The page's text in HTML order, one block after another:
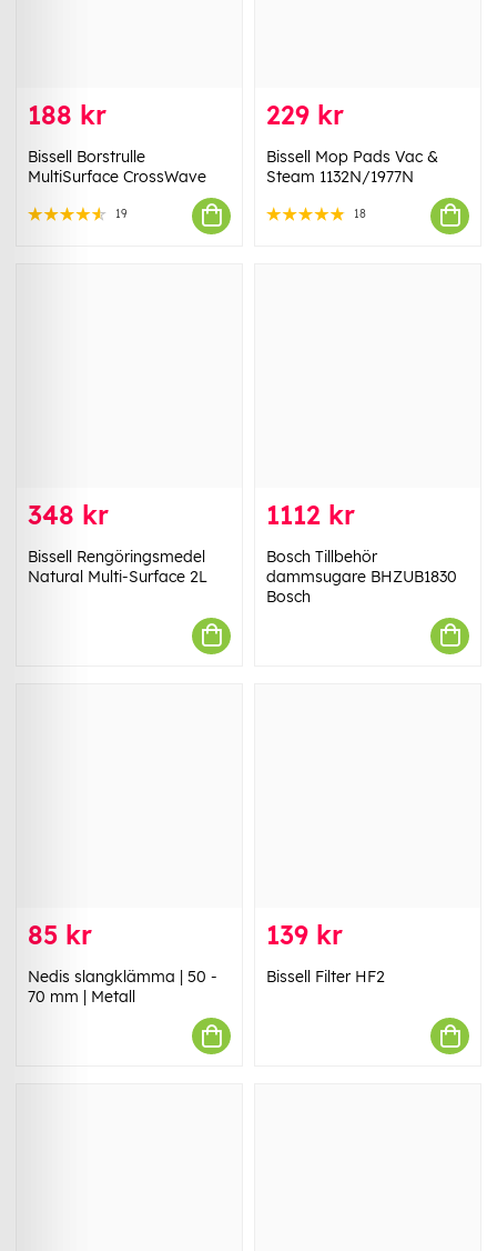
188 kr
Bissell Borstrulle
MultiSurface CrossWave
19
229 kr
Bissell Mop Pads Vac &
Steam 1132N/1977N
18
348 kr
Bissell Rengöringsmedel
Natural Multi-Surface 2L
1112 kr
Bosch Tillbehör
dammsugare BHZUB1830
Bosch
85 kr
Nedis slangklämma | 50 -
70 mm | Metall
139 kr
Bissell Filter HF2